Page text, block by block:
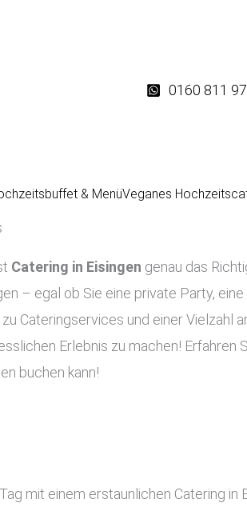
0160 811
& MenüVeganes
Catering in Eisingen genau das
– egal ob Sie eine private Party,
Cateringservices und einer Vielzahl
Erlebnis zu machen!
buchen kann!
mit einem erstaunlichen Catering in